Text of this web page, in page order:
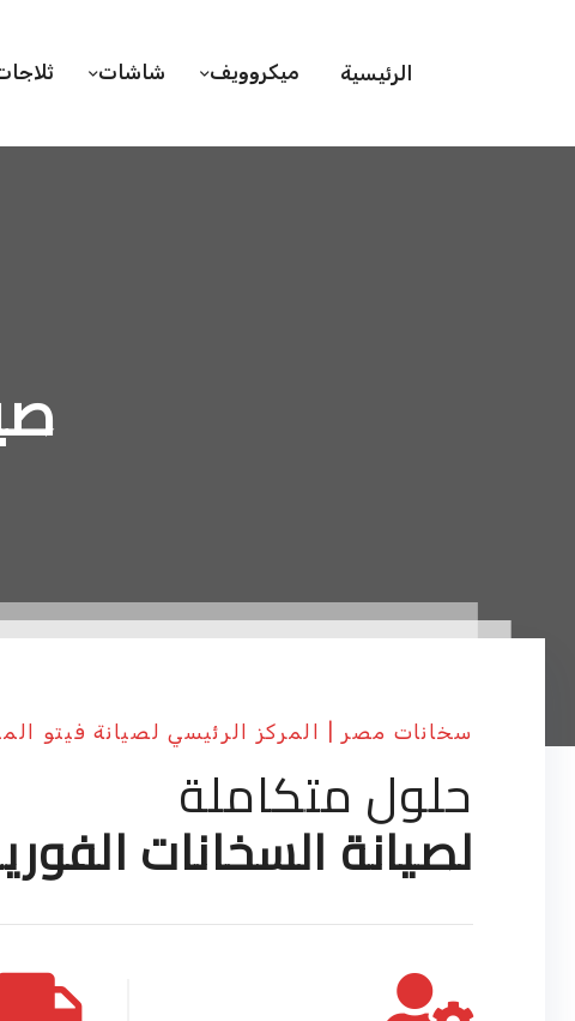
الرئيسية ميكروويف شاشات
سخانات مصر | المركز الرئيسي لصيانة فيتو
حلول متكاملة
لصيانة السخانات